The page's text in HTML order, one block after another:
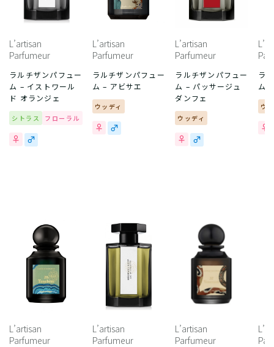
L’artisan
Parfumeur
ラルチザンパフュー
ム – イストワール
ド オランジェ
シトラス フローラル
L’artisan
Parfumeur
ラルチザンパフュー
ム – アビサエ
ウッディ
L’artisan
Parfumeur
ラルチザンパフュー
ム – パッサージュ
ダンフェ
ウッディ
ラ
ム
ウ
L’artisan
Parfumeur
L’artisan
Parfumeur
L’artisan
Parfumeur